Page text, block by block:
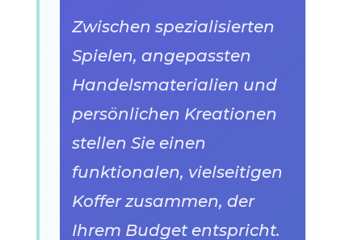
Zwischen spezialisierten
Spielen, angepassten
Handelsmaterialien und
persönlichen Kreationen
stellen Sie einen
funktionalen, vielseitigen
Koffer zusammen, der
Ihrem Budget entspricht.